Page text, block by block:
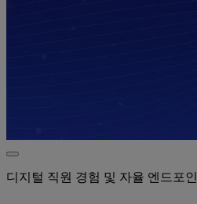
디지털 직원 경험 및 자율 엔드포